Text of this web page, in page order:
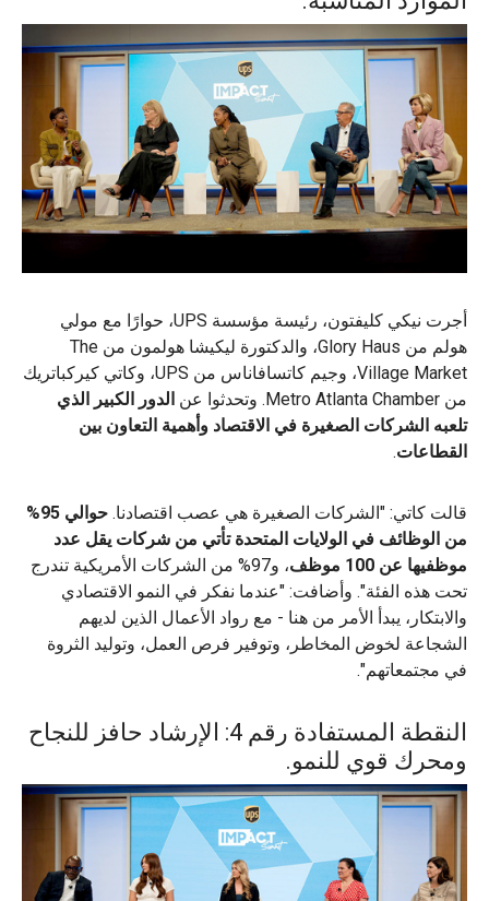
أجرت نيكي كليفتون، رئيسة مؤسسة UPS، حوارًا مع مولي
هولم من Glory Haus، والدكتورة ليكيشا هولمون من The
Village Market، وجيم كاتسافاناس من UPS، وكاتي كيركباتريك
من Metro Atlanta Chamber. وتحدثوا عن
الدور الكبير الذي
تلعبه الشركات الصغيرة في الاقتصاد وأهمية التعاون بين
القطاعات.
قالت كاتي: "الشركات الصغيرة هي عصب اقتصادنا.
حوالي 95%
من الوظائف في الولايات المتحدة تأتي من شركات يقل عدد
موظفيها عن 100
موظف
، و97% من الشركات الأمريكية تندرج
تحت هذه الفئة". وأضافت: "عندما نفكر في النمو الاقتصادي
والابتكار، يبدأ الأمر من هنا - مع رواد الأعمال الذين لديهم
الشجاعة لخوض المخاطر، وتوفير فرص العمل، وتوليد الثروة
في مجتمعاتهم".
النقطة المستفادة رقم 4: الإرشاد حافز للنجاح
ومحرك قوي للنمو.